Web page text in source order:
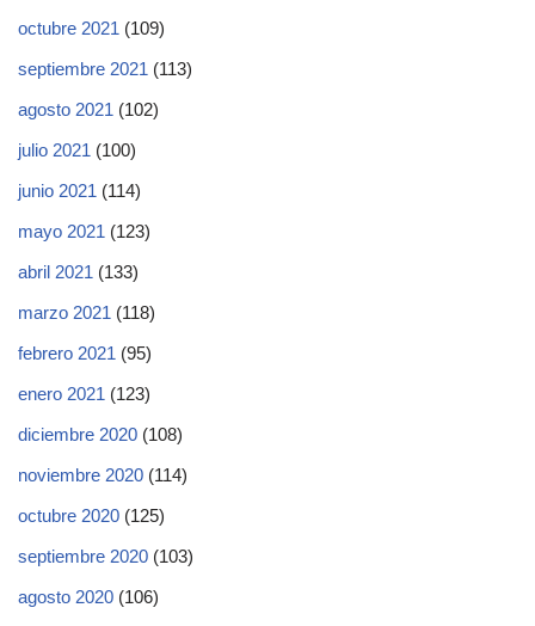
octubre 2021 (109)
septiembre 2021 (113)
agosto 2021 (102)
julio 2021 (100)
junio 2021 (114)
mayo 2021 (123)
abril 2021 (133)
marzo 2021 (118)
febrero 2021 (95)
enero 2021 (123)
diciembre 2020 (108)
noviembre 2020 (114)
octubre 2020 (125)
septiembre 2020 (103)
agosto 2020 (106)